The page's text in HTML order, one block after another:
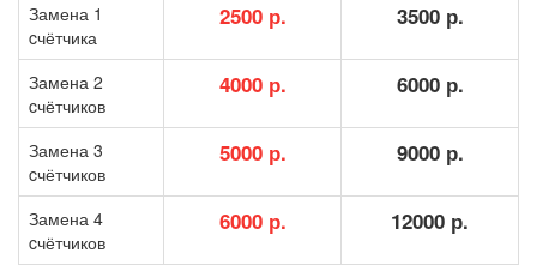
Замена 1
cчётчика
2500 р. 3500 р.
Замена 2
cчётчиков
4000 р. 6000 р.
Замена 3
cчётчиков
5000 р. 9000 р.
Замена 4
cчётчиков
6000 р. 12000 р.